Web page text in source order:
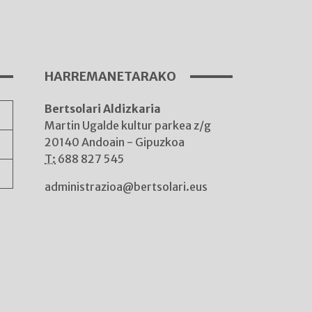
HARREMANETARAKO
Bertsolari Aldizkaria
Martin Ugalde kultur parkea z/g
20140 Andoain - Gipuzkoa
T: 688 827 545
administrazioa@bertsolari.eus